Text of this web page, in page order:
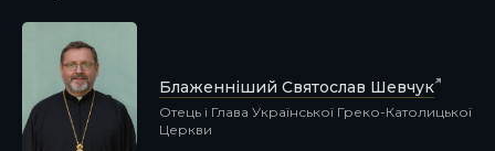
Блаженніший Святослав Шевчук
Отець і Глава Української Греко-Католицької
Церкви